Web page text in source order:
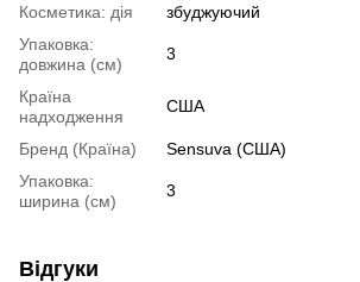
Косметика: дія
збуджуючий
Упаковка:
довжина (см)
3
Країна
надходження
США
Бренд (Країна)
Sensuva (США)
Упаковка:
ширина (см)
3
Відгуки